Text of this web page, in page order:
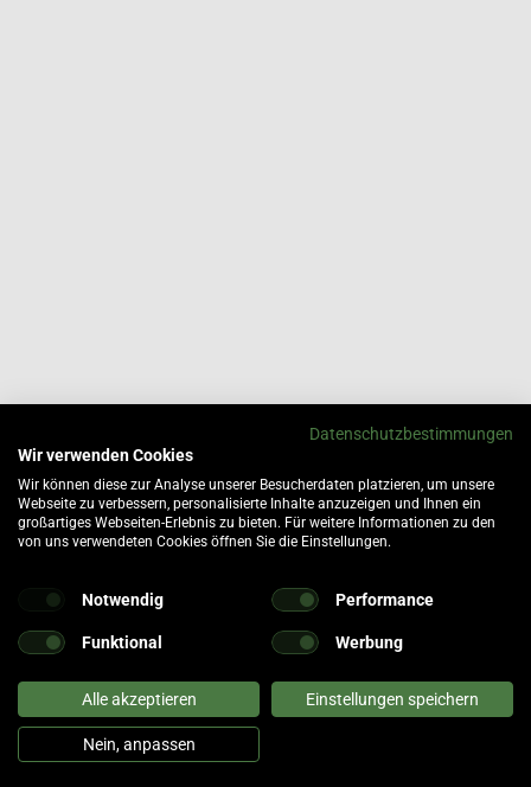
und Versandkosten
Datenschutzbestimmungen
Wir verwenden Cookies
Wir können diese zur Analyse unserer Besucherdaten platzieren, um unsere
Webseite zu verbessern, personalisierte Inhalte anzuzeigen und Ihnen ein
großartiges Webseiten-Erlebnis zu bieten. Für weitere Informationen zu den
von uns verwendeten Cookies öffnen Sie die Einstellungen.
Notwendig Performance
Funktional Werbung
Alle akzeptieren Einstellungen speichern
Nein, anpassen